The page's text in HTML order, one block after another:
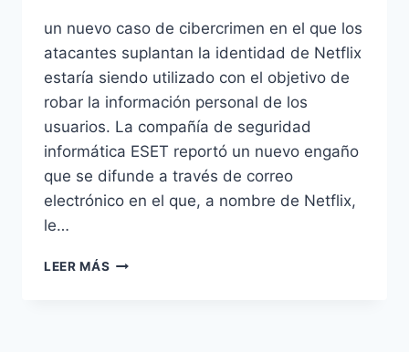
un nuevo caso de cibercrimen en el que los
atacantes suplantan la identidad de Netflix
estaría siendo utilizado con el objetivo de
robar la información personal de los
usuarios. La compañía de seguridad
informática ESET reportó un nuevo engaño
que se difunde a través de correo
electrónico en el que, a nombre de Netflix,
le…
LEER MÁS ESTAFA